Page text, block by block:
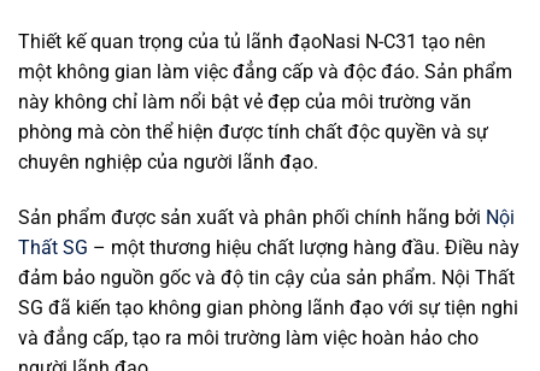
Thiết kế quan trọng của tủ lãnh đạoNasi N-C31 tạo nên
một không gian làm việc đẳng cấp và độc đáo. Sản phẩm
này không chỉ làm nổi bật vẻ đẹp của môi trường văn
phòng mà còn thể hiện được tính chất độc quyền và sự
chuyên nghiệp của người lãnh đạo.
Sản phẩm được sản xuất và phân phối chính hãng bởi Nội
Thất SG – một thương hiệu chất lượng hàng đầu. Điều này
đảm bảo nguồn gốc và độ tin cậy của sản phẩm. Nội Thất
SG đã kiến ​​tạo không gian phòng lãnh đạo với sự tiện nghi
và đẳng cấp, tạo ra môi trường làm việc hoàn hảo cho